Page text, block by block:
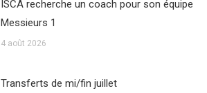
ISCA recherche un coach pour son équipe
Messieurs 1
4 août 2026
Transferts de mi/fin juillet